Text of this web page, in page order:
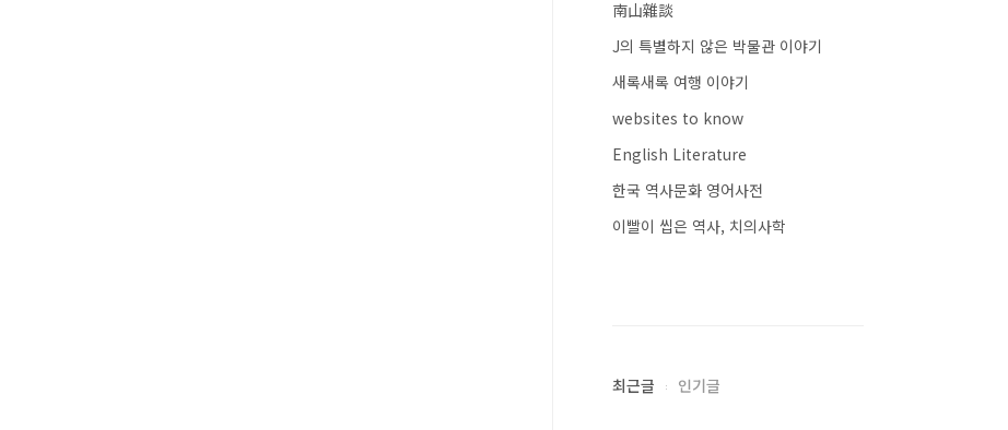
南山雜談
J의 특별하지 않은 박물관 이야기
새록새록 여행 이야기
websites to know
English Literature
한국 역사문화 영어사전
이빨이 씹은 역사, 치의사학
최근글 인기글